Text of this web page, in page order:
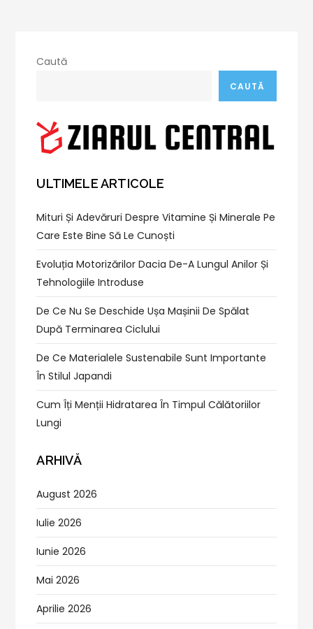
Caută
CAUTĂ
ULTIMELE ARTICOLE
Mituri Și Adevăruri Despre Vitamine Și Minerale Pe
Care Este Bine Să Le Cunoști
Evoluția Motorizărilor Dacia De-A Lungul Anilor Și
Tehnologiile Introduse
De Ce Nu Se Deschide Ușa Mașinii De Spălat
După Terminarea Ciclului
De Ce Materialele Sustenabile Sunt Importante
În Stilul Japandi
Cum Îți Menții Hidratarea În Timpul Călătoriilor
Lungi
ARHIVĂ
August 2026
Iulie 2026
Iunie 2026
Mai 2026
Aprilie 2026